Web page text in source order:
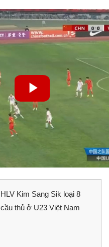
HLV Kim Sang Sik loại 8
cầu thủ ở U23 Việt Nam